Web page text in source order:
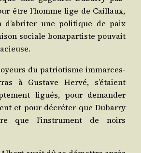
être l’homme lige de Caillaux,
d’a­bri­ter une poli­tique de paix
sociale bona­par­tiste pou­vait
du patrio­tisme immar­ces­
à Gus­tave Her­vé, s’é­taient
ligués, pour deman­der
et pour décré­ter que Dubar­ry
que l’ins­tru­ment de noirs